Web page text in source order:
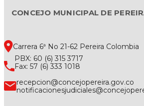
CONCEJO MUNICIPAL DE
Carrera 6ª No 21-62 Pereira Colombia
PBX: 60 (6) 315 3717
Fax: 57 (6) 333 1018
recepcion@concejopereira.gov.co